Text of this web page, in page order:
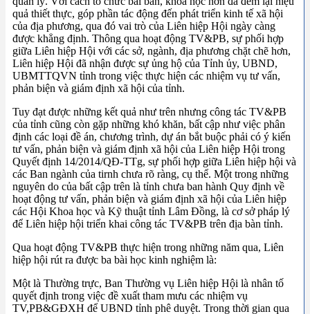
quả thiết thực, góp phần tác động đến phát triển kinh tế xã hội
của địa phương, qua đó vai trò của Liên hiệp Hội ngày càng
được khẳng định. Thông qua hoạt động TV&PB, sự phối hợp
giữa Liên hiệp Hội với các sở, ngành, địa phương chặt chẽ hơn,
Liên hiệp Hội đã nhận được sự ủng hộ của Tỉnh ủy, UBND,
UBMTTQVN tỉnh trong việc thực hiện các nhiệm vụ tư vấn,
phản biện và giám định xã hội của tỉnh.
Tuy đạt được những kết quả như trên nhưng công tác TV&PB
của tỉnh cũng còn gặp những khó khăn, bất cập như việc phân
định các loại đề án, chương trình, dự án bắt buộc phải có ý kiến
tư vấn, phản biện và giám định xã hội của Liên hiệp Hội trong
Quyết định 14/2014/QĐ-TTg, sự phối hợp giữa Liên hiệp hội và
các Ban ngành của tirnh chưa rõ ràng, cụ thể. Một trong những
nguyên do của bất cập trên là tỉnh chưa ban hành Quy định về
hoạt động tư vấn, phản biện và giám định xã hội của Liên hiệp
các Hội Khoa học và Kỹ thuật tỉnh Lâm Đồng, là cơ sở pháp lý
để Liên hiệp hội triển khai công tác TV&PB trên địa bàn tỉnh.
Qua hoạt động TV&PB thực hiện trong những năm qua, Liên
hiệp hội rút ra được ba bài học kinh nghiệm là:
Một là Thường trực, Ban Thường vụ Liên hiệp Hội là nhân tố
quyết định trong việc đề xuất tham mưu các nhiệm vụ
TV,PB&GĐXH để UBND tỉnh phê duyệt. Trong thời gian qua